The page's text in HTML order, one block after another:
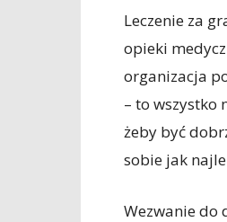
Leczenie za
opieki
organizacja
– to wszystko
żeby być
sobie jak
Wezwanie do